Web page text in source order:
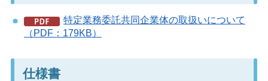
特定業務委託共同企業体の取扱いについて
（PDF：179KB）
仕様書